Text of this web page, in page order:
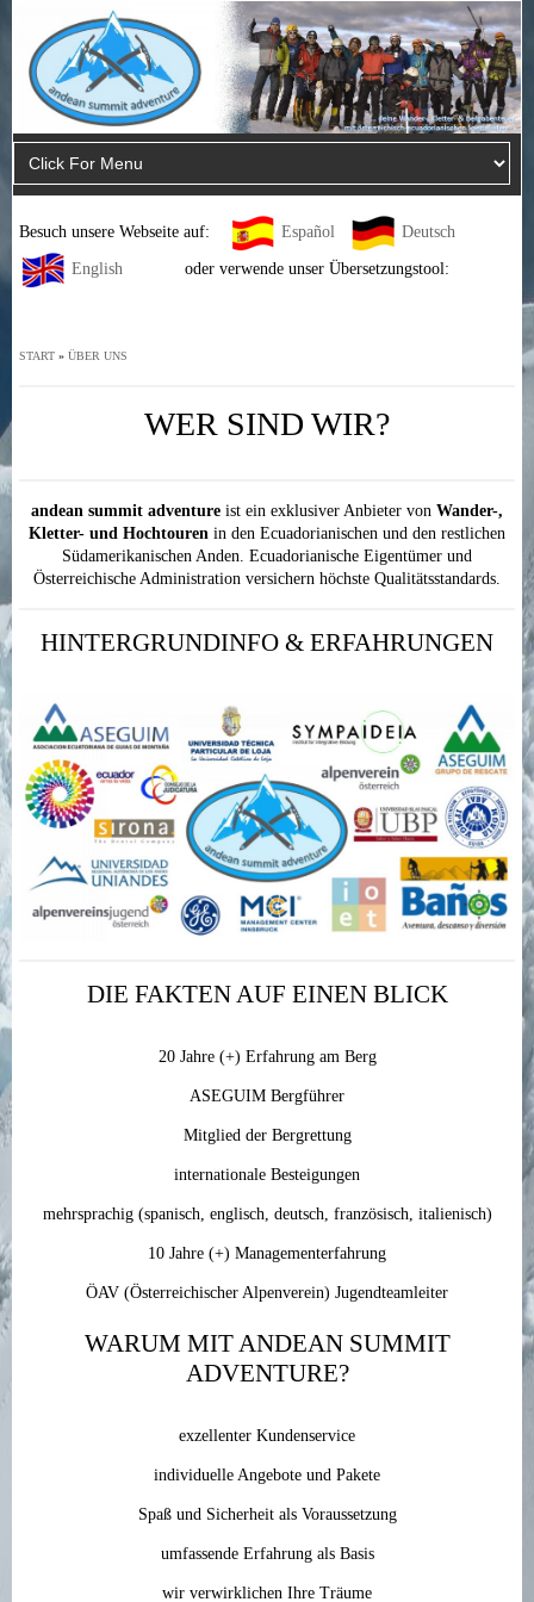
Besuch unsere Webseite auf: Español Deutsch
English oder verwende unser Übersetzungstool:
START »ÜBER UNS
WER SIND WIR?
andean summit adventure ist ein exklusiver Anbieter von Wander-,
Kletter- und Hochtouren in den Ecuadorianischen und den restlichen
Südamerikanischen Anden. Ecuadorianische Eigentümer und
Österreichische Administration versichern höchste Qualitätsstandards.
HINTERGRUNDINFO & ERFAHRUNGEN
DIE FAKTEN AUF EINEN BLICK
20 Jahre (+) Erfahrung am Berg
ASEGUIM Bergführer
Mitglied der Bergrettung
internationale Besteigungen
mehrsprachig (spanisch, englisch, deutsch, französisch, italienisch)
10 Jahre (+) Managementerfahrung
ÖAV (Österreichischer Alpenverein) Jugendteamleiter
WARUM MIT ANDEAN SUMMIT
ADVENTURE?
exzellenter Kundenservice
individuelle Angebote und Pakete
Spaß und Sicherheit als Voraussetzung
umfassende Erfahrung als Basis
wir verwirklichen Ihre Träume